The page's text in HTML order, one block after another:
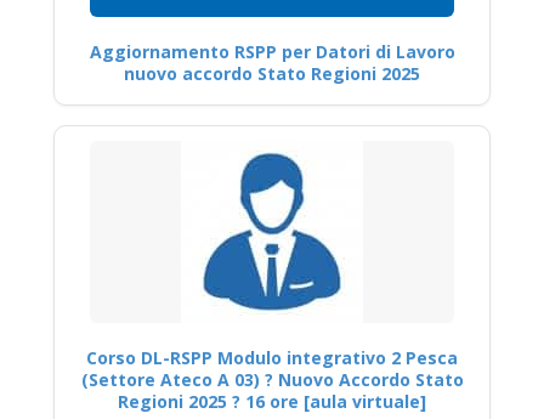
Aggiornamento RSPP per Datori di Lavoro
nuovo accordo Stato Regioni 2025
Corso DL-RSPP Modulo integrativo 2 Pesca
(Settore Ateco A 03) ? Nuovo Accordo Stato
Regioni 2025 ? 16 ore [aula virtuale]